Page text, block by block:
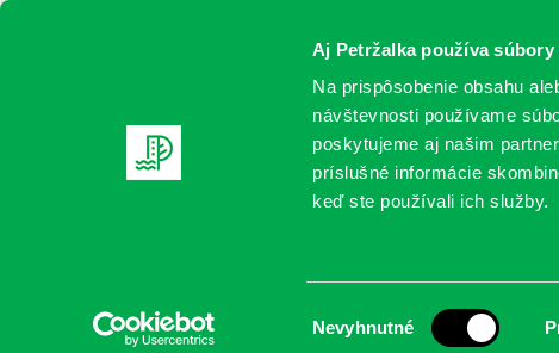
Aj Petržalka používa
Na prispôsobenie obsahu
návštevnosti používame
poskytujeme aj našim
príslušné informácie
keď ste používali ich služby.
súhlasu
Nevyhnutné
REGISTRUJTE SA ONLINE KATALÓGY
Belsham, A.: